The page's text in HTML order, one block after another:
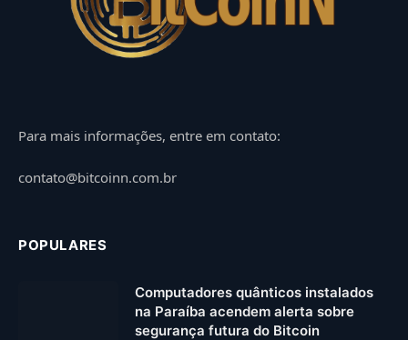
Para mais informações, entre em contato:
contato@bitcoinn.com.br
POPULARES
Computadores quânticos instalados
na Paraíba acendem alerta sobre
segurança futura do Bitcoin